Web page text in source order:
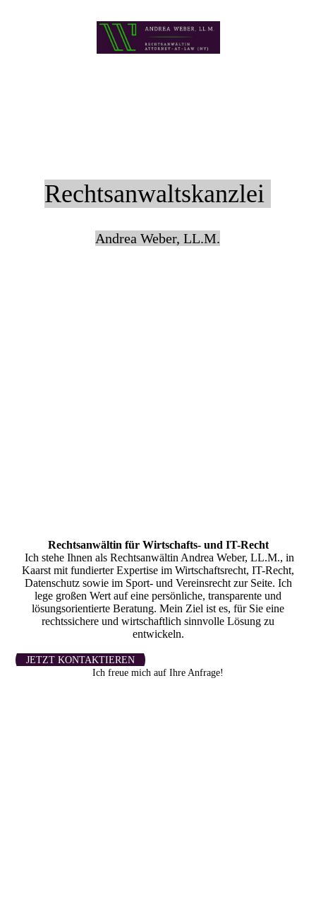
Rechtsanwaltskanzlei
Andrea Weber, LL.M.
Rechtsanwältin für Wirtschafts- und IT-Recht
Ich stehe Ihnen als Rechtsanwältin Andrea Weber, LL.M., in
Kaarst mit fundierter Expertise im Wirtschaftsrecht, IT-Recht,
Datenschutz sowie im Sport- und Vereinsrecht zur Seite. Ich
lege großen Wert auf eine persönliche, transparente und
lösungsorientierte Beratung. Mein Ziel ist es, für Sie eine
rechtssichere und wirtschaftlich sinnvolle Lösung zu
entwickeln.
JETZT KONTAKTIEREN
Ich freue mich auf Ihre Anfrage!